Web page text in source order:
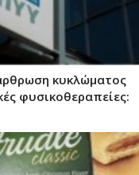
κυκλώματος
φυσικοθεραπείες: